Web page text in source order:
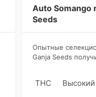
Auto Somango
Seeds
Опытные
Ganja Seeds
скрещивания
THC Высокий